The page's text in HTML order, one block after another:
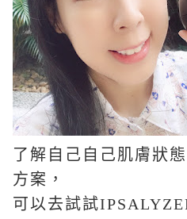
了解自己自己肌膚狀
方案，
可以去試試